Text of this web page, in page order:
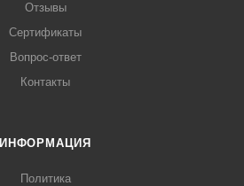
Отзывы
Сертификаты
Вопрос-ответ
Контакты
ИНФОРМАЦИЯ
Политика